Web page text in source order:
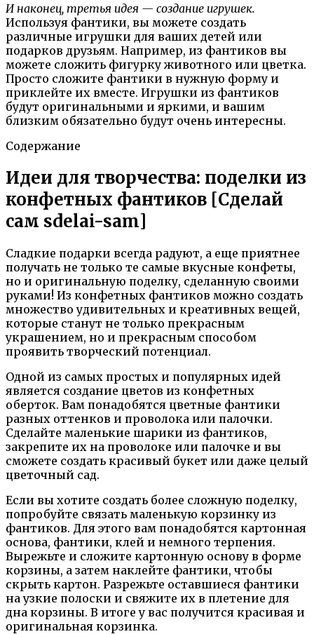
И наконец, третья идея — создание игрушек.
Используя фантики, вы можете создать
различные игрушки для ваших детей или
подарков друзьям. Например, из фантиков вы
можете сложить фигурку животного или цветка.
Просто сложите фантики в нужную форму и
приклейте их вместе. Игрушки из фантиков
будут оригинальными и яркими, и вашим
близким обязательно будут очень интересны.
Содержание
Идеи для творчества: поделки из
конфетных фантиков [Сделай
сам sdelai-sam]
Сладкие подарки всегда радуют, а еще приятнее
получать не только те самые вкусные конфеты,
но и оригинальную поделку, сделанную своими
руками! Из конфетных фантиков можно создать
множество удивительных и креативных вещей,
которые станут не только прекрасным
украшением, но и прекрасным способом
проявить творческий потенциал.
Одной из самых простых и популярных идей
является создание цветов из конфетных
оберток. Вам понадобятся цветные фантики
разных оттенков и проволока или палочки.
Сделайте маленькие шарики из фантиков,
закрепите их на проволоке или палочке и вы
сможете создать красивый букет или даже целый
цветочный сад.
Если вы хотите создать более сложную поделку,
попробуйте связать маленькую корзинку из
фантиков. Для этого вам понадобятся картонная
основа, фантики, клей и немного терпения.
Вырежьте и сложите картонную основу в форме
корзины, а затем наклейте фантики, чтобы
скрыть картон. Разрежьте оставшиеся фантики
на узкие полоски и свяжите их в плетение для
дна корзины. В итоге у вас получится красивая и
оригинальная корзинка.